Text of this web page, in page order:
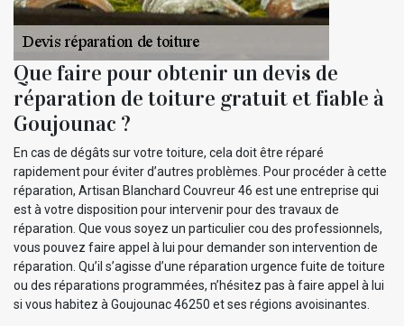
Que faire pour obtenir un devis de
réparation de toiture gratuit et fiable à
Goujounac ?
En cas de dégâts sur votre toiture, cela doit être réparé
rapidement pour éviter d’autres problèmes. Pour procéder à cette
réparation, Artisan Blanchard Couvreur 46 est une entreprise qui
est à votre disposition pour intervenir pour des travaux de
réparation. Que vous soyez un particulier cou des professionnels,
vous pouvez faire appel à lui pour demander son intervention de
réparation. Qu’il s’agisse d’une réparation urgence fuite de toiture
ou des réparations programmées, n’hésitez pas à faire appel à lui
si vous habitez à Goujounac 46250 et ses régions avoisinantes.